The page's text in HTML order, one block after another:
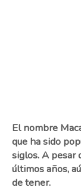
El nombre
que ha sido
siglos. A pesar
últimos años,
de tener.